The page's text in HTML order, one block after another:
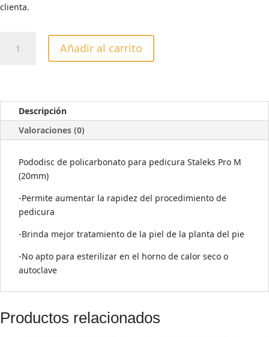
clienta.
PODODISC
PODS
cantidad
Añadir al carrito
Descripción
Valoraciones (0)
Pododisc de policarbonato para pedicura Staleks Pro M
(20mm)
-Permite aumentar la rapidez del procedimiento de
pedicura
-Brinda mejor tratamiento de la piel de la planta del pie
-No apto para esterilizar en el horno de calor seco o
autoclave
Productos relacionados